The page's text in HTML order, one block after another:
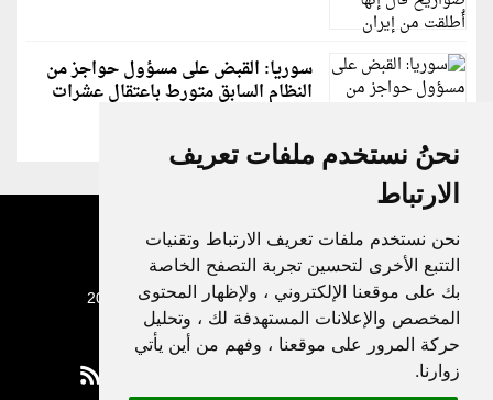
نحنُ نستخدم ملفات تعريف
الارتباط
نحن نستخدم ملفات تعريف الارتباط وتقنيات
التتبع الأخرى لتحسين تجربة التصفح الخاصة
بك على موقعنا الإلكتروني ، ولإظهار المحتوى
المخصص والإعلانات المستهدفة لك ، وتحليل
حركة المرور على موقعنا ، وفهم من أين يأتي
زوارنا.
سوريا: القبض على مسؤول حواجز من
النظام السابق متورط باعتقال عشرات
جميع الحقوق محفوظة لدنيا الوطن © 2003 - 2022